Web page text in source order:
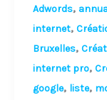
Adwords,
internet,
Bruxelles,
internet pro,
google, liste,